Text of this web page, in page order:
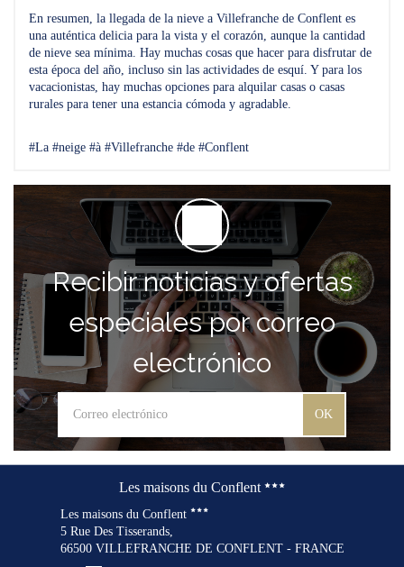
En resumen, la llegada de la nieve a Villefranche de Conflent es
una auténtica delicia para la vista y el corazón, aunque la cantidad
de nieve sea mínima. Hay muchas cosas que hacer para disfrutar de
esta época del año, incluso sin las actividades de esquí. Y para los
vacacionistas, hay muchas opciones para alquilar casas o casas
rurales para tener una estancia cómoda y agradable.
#La #neige #à #Villefranche #de #Conflent
Recibir noticias y ofertas
especiales por correo
electrónico
OK
Les maisons du Conflent
Les maisons du Conflent
5 Rue Des Tisserands,
66500 VILLEFRANCHE DE CONFLENT - FRANCE